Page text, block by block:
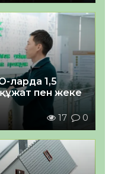
ларда 1,5
пен жеке
17 0